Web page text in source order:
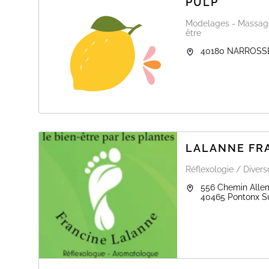
Modelages -
être
40180
LALANNE
Réflexologie /
556 Chemin
40465 Pontonx